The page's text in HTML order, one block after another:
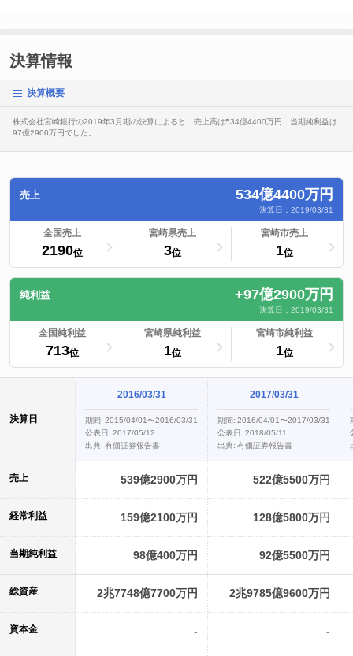
決算情報
決算概要
株式会社宮崎銀行の2019年3月期の決算によると、売上高は534億4400万円、当期純利益は
97億2900万円でした。
売上 534億4400万円
決算日：2019/03/31
全国売上
2190位
ランキングへ 宮崎県売上
3位
ランキングへ 宮崎市売上
1位
ランキングへ
純利益 +97億2900万円
決算日：2019/03/31
全国純利益
713位
ランキングへ 宮崎県純利益
1位
ランキングへ 宮崎市純利益
1位
ランキングへ
2016/03/31
期間: 2015/04/01〜2016/03/31
公表日: 2017/05/12
出典: 有価証券報告書
2017/03/31
期間: 2016/04/01〜2017/03/31
公表日: 2018/05/11
出典: 有価証券報告書
539億2900万円 522億5500万円
159億2100万円 128億5800万円
98億400万円 92億5500万円
2兆7748億7700万円 2兆9785億9600万円
- -
決算日
売上
経常利益
当期純利益
総資産
資本金